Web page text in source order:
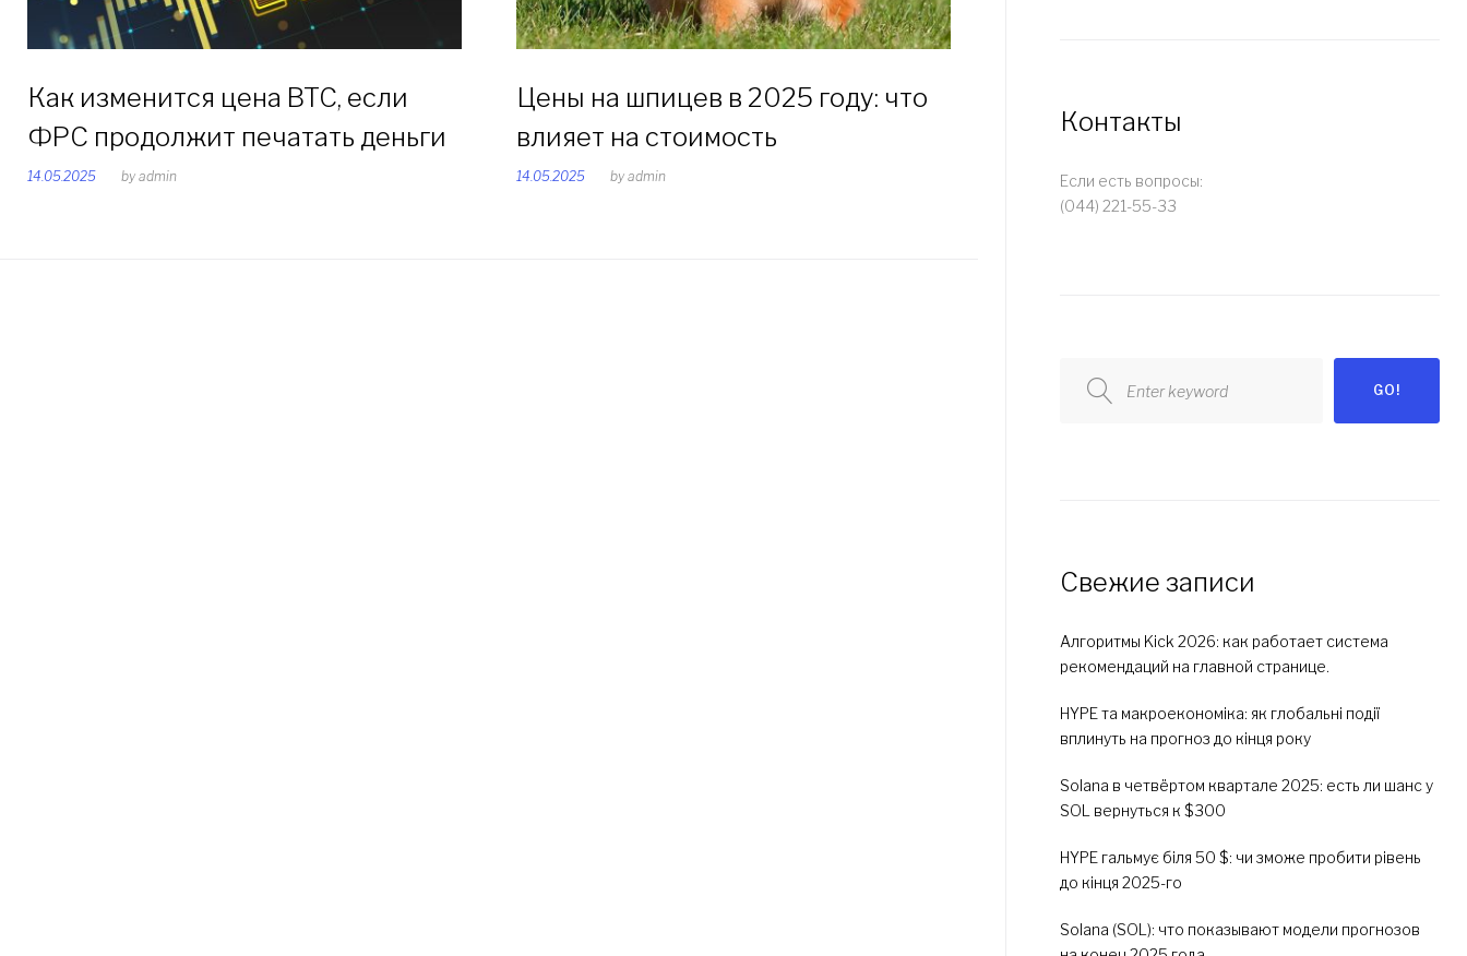
Как изменится цена BTC, если
ФРС продолжит печатать деньги
14.05.2025 by admin
Цены на шпицев в 2025 году: что
влияет на стоимость
14.05.2025 by admin
Контакты
Если есть вопросы:
(044) 221-55-33
GO!
Свежие записи
Алгоритмы Kick 2026: как работает система
рекомендаций на главной странице.
HYPE та макроекономіка: як глобальні події
вплинуть на прогноз до кінця року
Solana в четвёртом квартале 2025: есть ли шанс у
SOL вернуться к $300
HYPE гальмує біля 50 $: чи зможе пробити рівень
до кінця 2025-го
Solana (SOL): что показывают модели прогнозов